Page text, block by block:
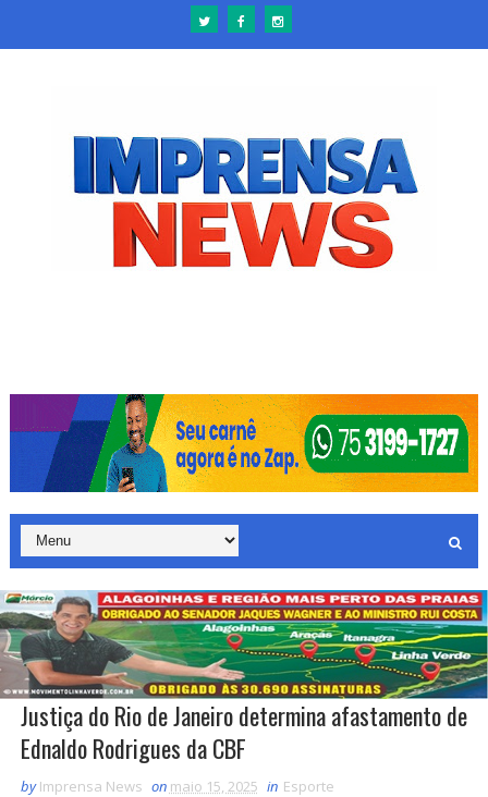
Justiça do Rio de Janeiro determina afastamento de
Ednaldo Rodrigues da CBF
by Imprensa News on maio 15, 2025 in Esporte